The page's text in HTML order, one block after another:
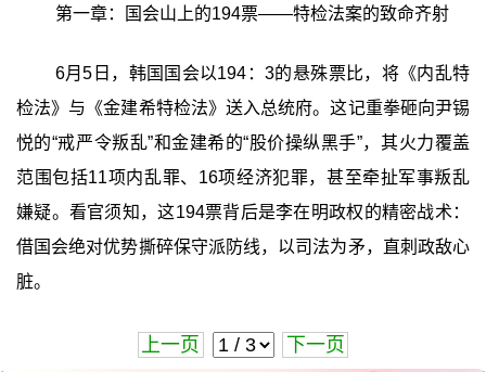
第一章：国会山上的194票——特检法案的致命齐射
6月5日，韩国国会以194：3的悬殊票比，将《内乱特
检法》与《金建希特检法》送入总统府。这记重拳砸向尹锡
悦的“戒严令叛乱”和金建希的“股价操纵黑手”，其火力覆盖
范围包括11项内乱罪、16项经济犯罪，甚至牵扯军事叛乱
嫌疑。看官须知，这194票背后是李在明政权的精密战术：
借国会绝对优势撕碎保守派防线，以司法为矛，直刺政敌心
脏。
上一页 下一页